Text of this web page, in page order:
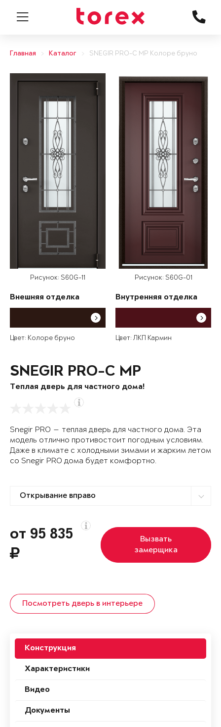
Главная Каталог SNEGIR PRO-C MP Колоре бруно
Рисунок: S60G-11
Внешняя отделка
Цвет: Колоре бруно
Рисунок: S60G-01
Внутренняя отделка
Цвет: ЛКП Кармин
SNEGIR PRO-C MP
Теплая дверь для частного дома!
Snegir PRO — теплая дверь для частного дома. Эта
модель отлично противостоит погодным условиям.
Даже в климате с холодными зимами и жарким летом
со Snegir PRO дома будет комфортно.
от 95 835
Вызвать
замерщика
Посмотреть дверь в интерьере
Конструкция
Характеристики
Видео
Документы